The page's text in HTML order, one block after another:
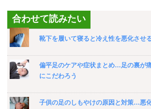
合わせて読みたい
靴下を履いて寝ると冷え性を悪化
偏平足のケアや症状まとめ…足の裏が
にこだわろう
子供の足のしもやけの原因と対策…悪